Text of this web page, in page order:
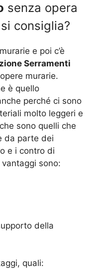
senza opera
consiglia?
e poi c’è
Serramenti
murarie.
è quello
perché ci sono
molto leggeri e
sono quelli che
da parte dei
e i contro di
sono:
della
quali: